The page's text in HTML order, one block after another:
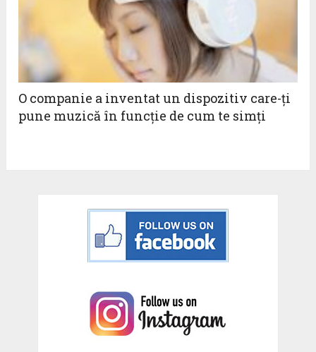
O companie a inventat un dispozitiv care-ţi
pune muzică în funcţie de cum te simţi